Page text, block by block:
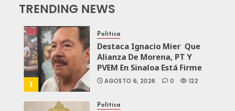
TRENDING NEWS
1
Política
Destaca Ignacio Mier Que
Alianza De Morena, PT Y
PVEM En Sinaloa Está Firme
AGOSTO 6, 2026 0 122
Política